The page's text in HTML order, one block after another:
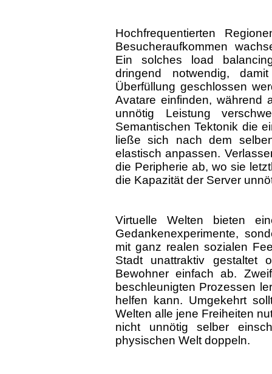
Hochfrequentierten
Besucheraufkommen
Ein solches load
dringend notwendig,
Überfüllung geschlossen
Avatare einfinden, während
unnötig Leistung
Semantischen Tektonik die
ließe sich nach dem
elastisch anpassen.
die Peripherie ab, wo sie
die Kapazität der Server
Virtuelle Welten bieten
Gedankenexperimente,
mit ganz realen sozialen
Stadt unattraktiv gestaltet
Bewohner einfach ab.
beschleunigten Prozessen
helfen kann. Umgekehrt
Welten alle jene Freiheiten
nicht unnötig selber
physischen Welt doppeln.